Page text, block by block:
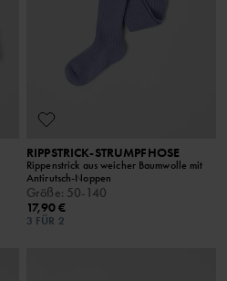
RIPPSTRICK-STRUMPFHOSE
Rippenstrick aus weicher Baumwolle mit
Antirutsch-Noppen
Größe: 50-140
17,90 €
3 FÜR 2